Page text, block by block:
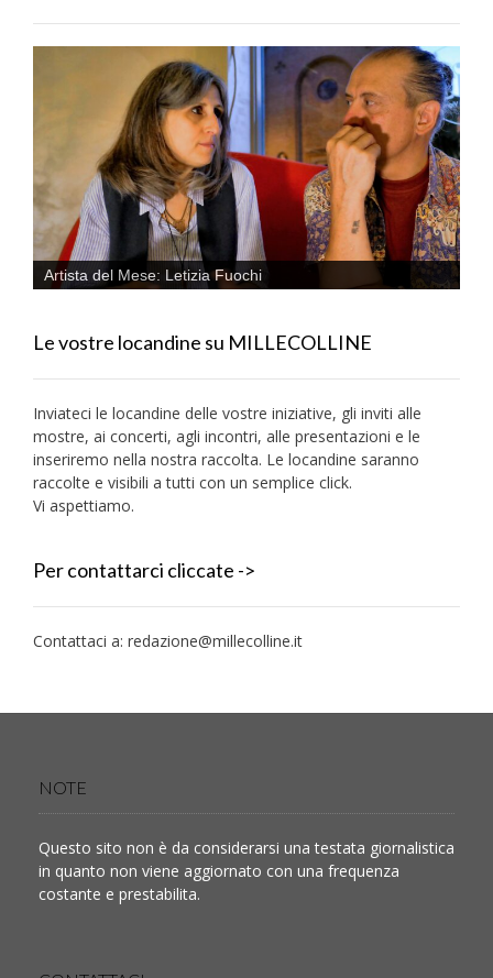
Artista del Mese: Letizia Fuochi
Le vostre locandine su MILLECOLLINE
Inviateci le locandine delle vostre iniziative, gli inviti alle
mostre, ai concerti, agli incontri, alle presentazioni e le
inseriremo nella nostra raccolta. Le locandine saranno
raccolte e visibili a tutti con un semplice click.
Vi aspettiamo.
Per contattarci cliccate ->
Contattaci a: redazione@millecolline.it
NOTE
Questo sito non è da considerarsi una testata giornalistica
in quanto non viene aggiornato con una frequenza
costante e prestabilita.